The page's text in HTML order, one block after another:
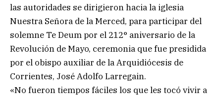
las autoridades se dirigieron hacia la iglesia
Nuestra Señora de la Merced, para participar del
solemne Te Deum por el 212° aniversario de la
Revolución de Mayo, ceremonia que fue presidida
por el obispo auxiliar de la Arquidiócesis de
Corrientes, José Adolfo Larregain.
«No fueron tiempos fáciles los que les tocó vivir a